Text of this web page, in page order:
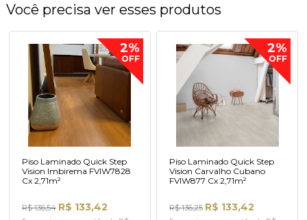
Você precisa ver esses produtos
2%
OFF
Piso Laminado Quick Step
Vision Imbirema FVIW7828
Cx 2,71m²
R$ 136,54 R$ 133,42
2%
OFF
Piso Laminado Quick Step
Vision Carvalho Cubano
FVIW877 Cx 2,71m²
R$ 136,25 R$ 133,42